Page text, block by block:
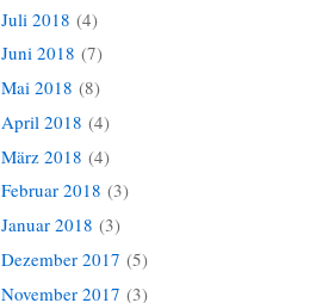
Juli 2018 (4)
Juni 2018 (7)
Mai 2018 (8)
April 2018 (4)
März 2018 (4)
Februar 2018 (3)
Januar 2018 (3)
Dezember 2017 (5)
November 2017 (3)